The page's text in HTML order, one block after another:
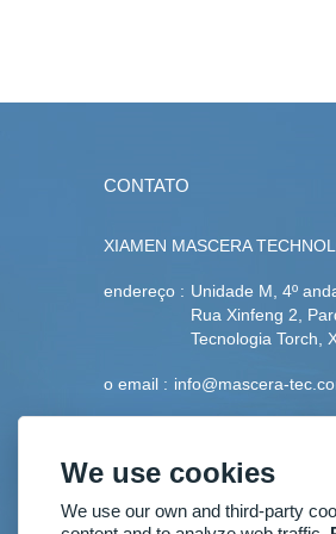
CONTATO
XIAMEN MASCERA
endereço : Unidade M, 4º
Rua Xinfeng 2,
Tecnologia Torch,
o email : info@mascera-
Fax : +86-592-5530093
móvel : +86-13860446139
We use cookies
We use our own and third-party